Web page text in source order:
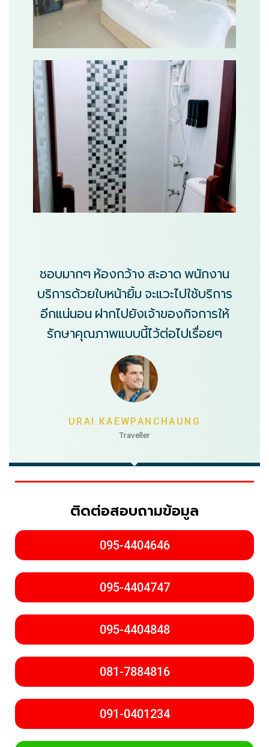
ชอบมากๆ ห้องกว้าง สะอาด พนักงาน
บริการด้วยใบหน้ายิ้ม จะแวะไปใช้บริการ
อีกแน่นอน ฝากไปยังเจ้าของกิจการให้
รักษาคุณภาพแบบนี้ไว้ต่อไปเรื่อยๆ
URAI KAEWPANCHAUNG
Traveller
ติดต่อสอบถามข้อมูล
095-4404646
095-4404747
095-4404848
081-7884816
091-0401234